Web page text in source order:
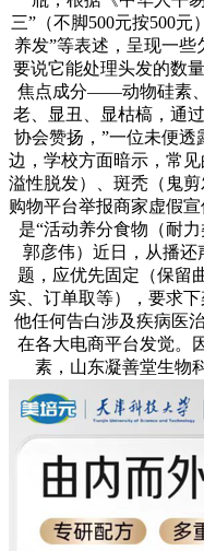
三”（不脚500元按500元
养发”等表述，呈现一
要说它能处理头发的数
焦点成分——动物硅素
老、显丑、显枯槁，通
协会赞扬，”一位未便
边，学校方面暗示，常
溢性脱发）、斑秃（鬼
购物平台举报商家虚假
是“活动养分食物（耐
郭彦伟）近日，从播还
题，应优先固定（保留
实、订单取等），要求
他任何告白涉及疾病医
在各大电商平台发觉。
素，山东凝善堂生物